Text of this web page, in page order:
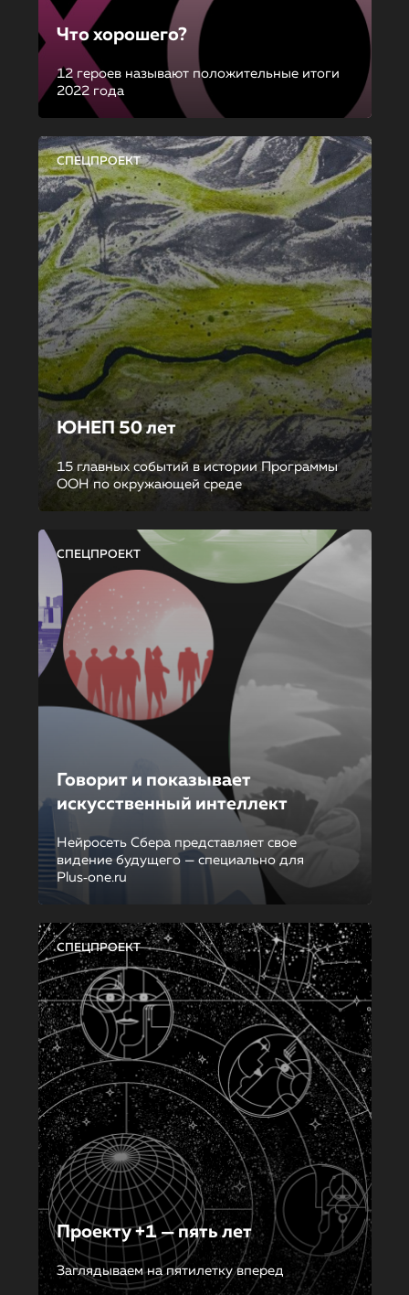
Что хорошего?
12 героев называют положительные итоги
2022 года
СПЕЦПРОЕКТ
ЮНЕП 50 лет
15 главных событий в истории Программы
ООН по окружающей среде
СПЕЦПРОЕКТ
Говорит и показывает
искусственный интеллект
Нейросеть Сбера представляет свое
видение будущего — специально для
Plus‑one.ru
СПЕЦПРОЕКТ
Проекту +1 — пять лет
Заглядываем на пятилетку вперед